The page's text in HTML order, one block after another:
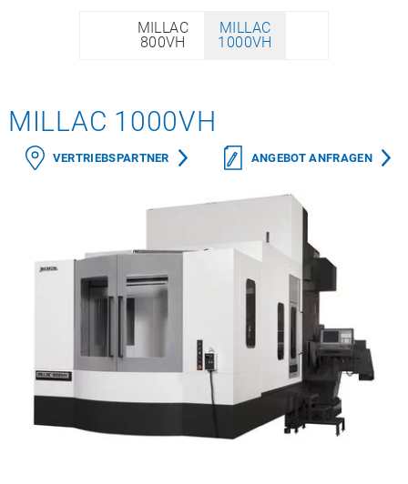
MILLAC
800VH
MILLAC
1000VH
MILLAC 1000VH
VERTRIEBSPARTNER ANGEBOT ANFRAGEN